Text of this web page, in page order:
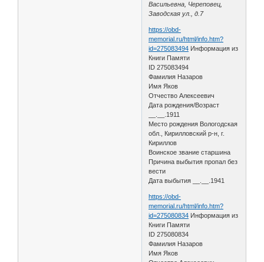
Васильевна, Череповец,
Заводская ул., д.7
https://obd-
memorial.ru/html/info.htm?
id=275083494 Информация из
Книги Памяти
ID 275083494
Фамилия Назаров
Имя Яков
Отчество Алексеевич
Дата рождения/Возраст
__.__.1911
Место рождения Вологодская
обл., Кирилловский р-н, г.
Кириллов
Воинское звание старшина
Причина выбытия пропал без
вести
Дата выбытия __.__.1941
https://obd-
memorial.ru/html/info.htm?
id=275080834 Информация из
Книги Памяти
ID 275080834
Фамилия Назаров
Имя Яков